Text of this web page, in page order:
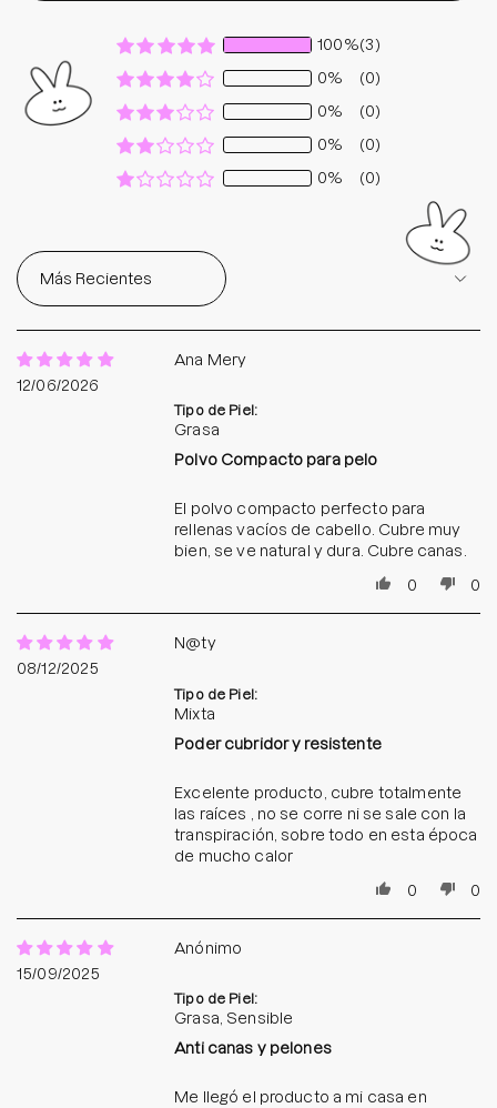
100%(3)
0%
(0)
0%
(0)
0%
(0)
0%
(0)
Sort by
12/06/2026
Ana Mery
Tipo de Piel:
Grasa
Polvo Compacto para pelo
El polvo compacto perfecto para
rellenas vacíos de cabello. Cubre muy
bien, se ve natural y dura. Cubre canas.
0
0
08/12/2025
N@ty
Tipo de Piel:
Mixta
Poder cubridor y resistente
Excelente producto, cubre totalmente
las raíces , no se corre ni se sale con la
transpiración, sobre todo en esta época
de mucho calor
0
0
15/09/2025
Anónimo
Tipo de Piel:
Grasa, Sensible
Anti canas y pelones
Me llegó el producto a mi casa en